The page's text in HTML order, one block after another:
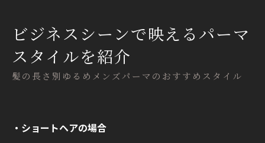
髪の長さ別ゆるめメンズパーマのおすすめスタイル
ビジネスシーンで映えるパーマ
スタイルを紹介
・ショートヘアの場合